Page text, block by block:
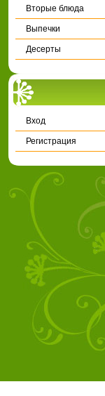
Вторые блюда
Выпечки
Десерты
Вход
Регистрация